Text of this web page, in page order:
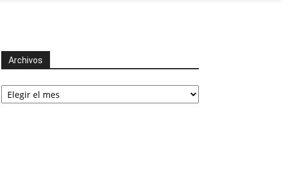
Archivos
Archivos